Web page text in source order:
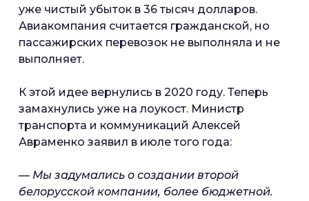
уже чистый убыток в 36 тысяч долларов.
Авиакомпания считается гражданской, но
пассажирских перевозок не выполняла и не
выполняет.
К этой идее вернулись в 2020 году. Теперь
замахнулись уже на лоукост. Министр
транспорта и коммуникаций Алексей
Авраменко заявил в июле того года:
— Мы задумались о создании второй
белорусской компании, более бюджетной.